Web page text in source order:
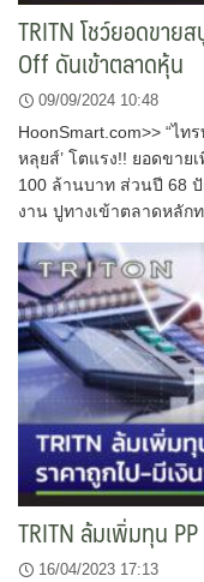
TRITN โชว์ยอดขาย
Off ดันเข้าตลาดหุ้น
09/09/2024 10:48
HoonSmart.com>> “ไ
หลุยส์’ โตแรง!! ยอดขาย
100 ล้านบาท ส่วนปี 68
งาน ปูทางเข้าตลาดหลัก
TRITN ล้มเพิ่มทุน
16/04/2023 17:13